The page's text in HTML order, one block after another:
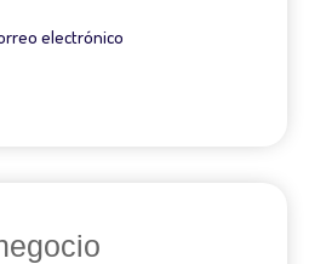
electrónico